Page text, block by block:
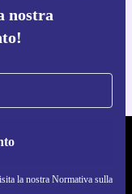
nostra
la nostra Normativa sulla
NEW.